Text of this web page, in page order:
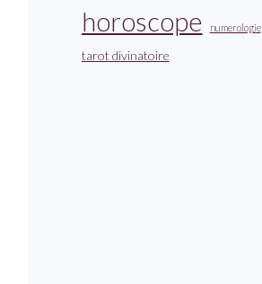
horoscope numerologie
tarot divinatoire